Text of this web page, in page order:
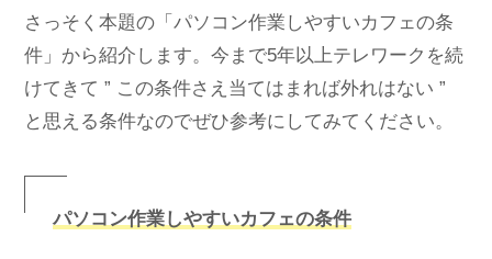
さっそく本題の「パソコン作業しやすいカフェの条
件」から紹介します。今まで5年以上テレワークを続
けてきて ” この条件さえ当てはまれば外れはない ”
と思える条件なのでぜひ参考にしてみてください。
パソコン作業しやすいカフェの条件